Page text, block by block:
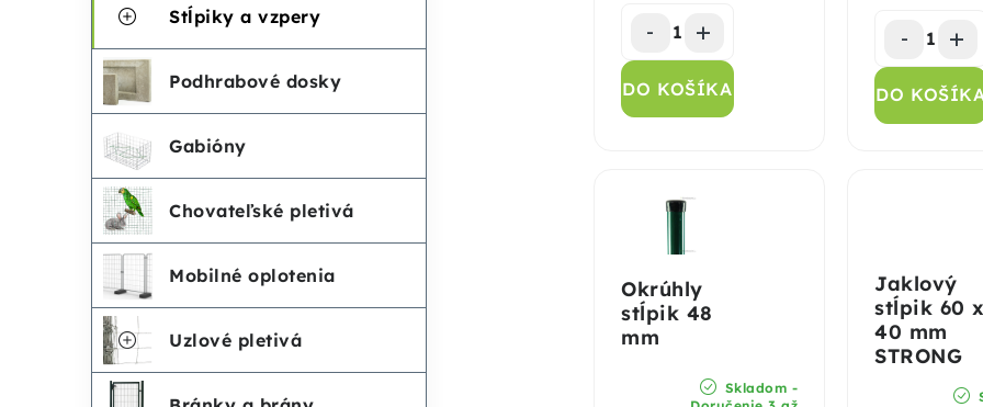
a
n
e
i
e
Stĺpiky a vzpery
Podhrabové dosky
Gabióny
Chovateľské pletivá
Mobilné oplotenia
Uzlové pletivá
o
d
u
k
t
DO KOŠÍKA DO
Okrúhly
stĺpik 48
mm
Skladom -
Jaklový
stĺpik 60 x
40 mm
STRONG